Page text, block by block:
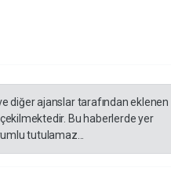
diğer ajanslar tarafından eklenen
Bu haberlerde yer
tutulamaz...